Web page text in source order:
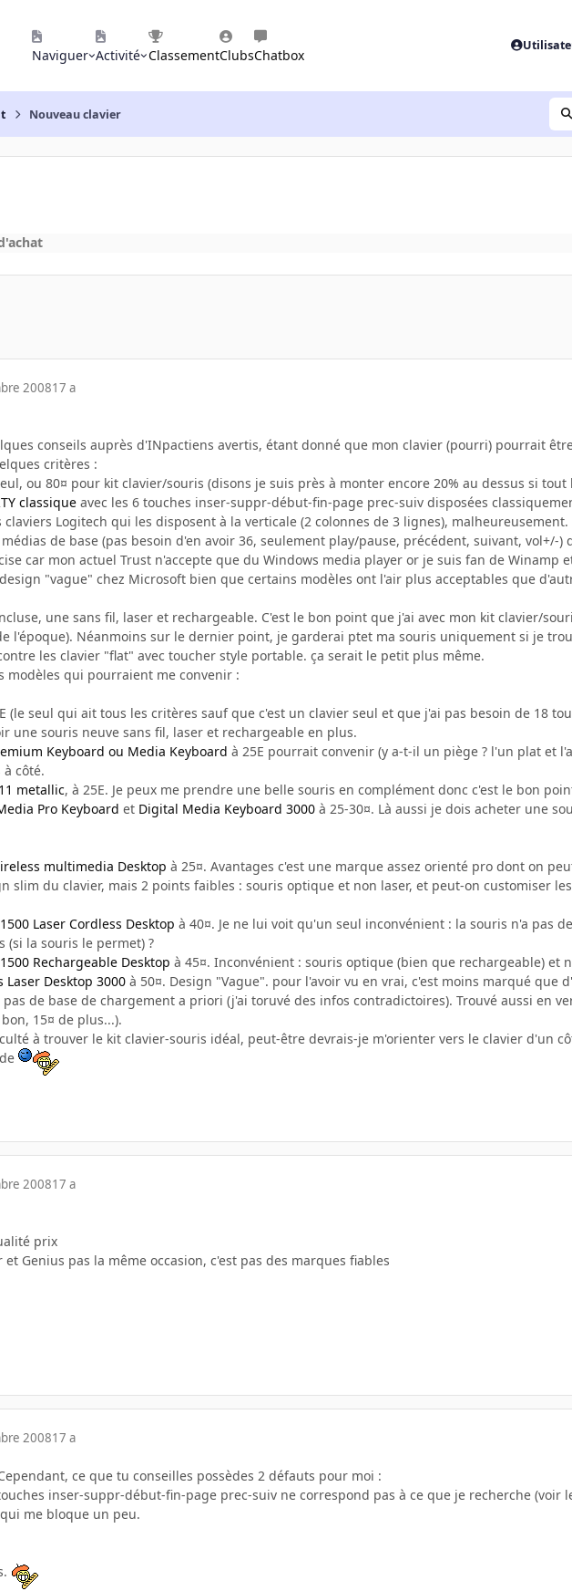
Naviguer Activité ClassementClubsChatbox
Nouveau clavier
200817 a
conseils auprès d'INpactiens avertis, étant donné que mon clavier (pourri) pourrait
critères :
ou 80¤ pour kit clavier/souris (disons je suis près à monter encore 20% au dessus si tout
classique avec les 6 touches inser-suppr-début-fin-page prec-suiv disposées
Logitech qui les disposent à la verticale (2 colonnes de 3 lignes), malheureusement.
de base (pas besoin d'en avoir 36, seulement play/pause, précédent, suivant, vol+/-
car mon actuel Trust n'accepte que du Windows media player or je suis fan de Winamp
"vague" chez Microsoft bien que certains modèles ont l'air plus acceptables que
une sans fil, laser et rechargeable. C'est le bon point que j'ai avec mon kit clavier/
l'époque). Néanmoins sur le dernier point, je garderai ptet ma souris uniquement si je
les clavier "flat" avec toucher style portable. ça serait le petit plus même.
modèles qui pourraient me convenir :
(le seul qui ait tous les critères sauf que c'est un clavier seul et que j'ai pas besoin de 18
une souris neuve sans fil, laser et rechargeable en plus.
Keyboard ou Media Keyboard à 25E pourrait convenir (y a-t-il un piège ? l'un plat et
côté.
metallic, à 25E. Je peux me prendre une belle souris en complément donc c'est le bon
Pro Keyboard et Digital Media Keyboard 3000 à 25-30¤. Là aussi je dois acheter une
multimedia Desktop à 25¤. Avantages c'est une marque assez orienté pro dont on
slim du clavier, mais 2 points faibles : souris optique et non laser, et peut-on customiser
Laser Cordless Desktop à 40¤. Je ne lui voit qu'un seul inconvénient : la souris n'a pas
(si la souris le permet) ?
Rechargeable Desktop à 45¤. Inconvénient : souris optique (bien que rechargeable) et
Desktop 3000 à 50¤. Design "Vague". pour l'avoir vu en vrai, c'est moins marqué que
de base de chargement a priori (j'ai toruvé des infos contradictoires). Trouvé aussi en
15¤ de plus...).
à trouver le kit clavier-souris idéal, peut-être devrais-je m'orienter vers le clavier d'un
200817 a
prix
Genius pas la même occasion, c'est pas des marques fiables
200817 a
ce que tu conseilles possèdes 2 défauts pour moi :
inser-suppr-début-fin-page prec-suiv ne correspond pas à ce que je recherche (voir
me bloque un peu.